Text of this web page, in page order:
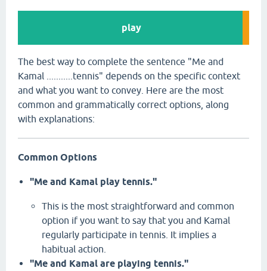
play
The best way to complete the sentence "Me and
Kamal ........... tennis" depends on the specific context
and what you want to convey. Here are the most
common and grammatically correct options, along
with explanations:
Common Options
"Me and Kamal play tennis."
This is the most straightforward and common
option if you want to say that you and Kamal
regularly participate in tennis. It implies a
habitual action.
"Me and Kamal are playing tennis."